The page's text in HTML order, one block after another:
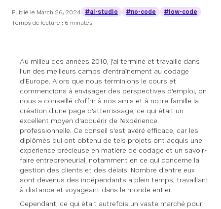
Publié le March 26, 2024 #ai-studio #no-code
#low-code
Temps de lecture : 6 minutes
Au milieu des années 2010, j'ai terminé et travaillé dans
l'un des meilleurs camps d'entraînement au codage
d'Europe. Alors que nous terminions le cours et
commencions à envisager des perspectives d'emploi, on
nous a conseillé d'offrir à nos amis et à notre famille la
création d'une page d'atterrissage, ce qui était un
excellent moyen d'acquérir de l'expérience
professionnelle. Ce conseil s'est avéré efficace, car les
diplômés qui ont obtenu de tels projets ont acquis une
expérience précieuse en matière de codage et un savoir-
faire entrepreneurial, notamment en ce qui concerne la
gestion des clients et des délais. Nombre d'entre eux
sont devenus des indépendants à plein temps, travaillant
à distance et voyageant dans le monde entier.
Cependant, ce qui était autrefois un vaste marché pour